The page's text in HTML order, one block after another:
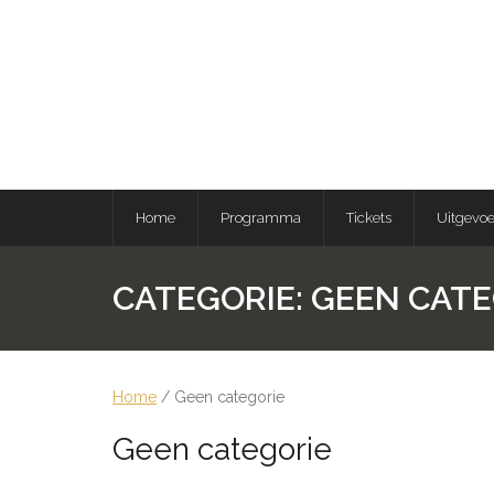
Home Programma Tickets
CATEGORIE: GEEN
Home / Geen categorie
Geen categorie